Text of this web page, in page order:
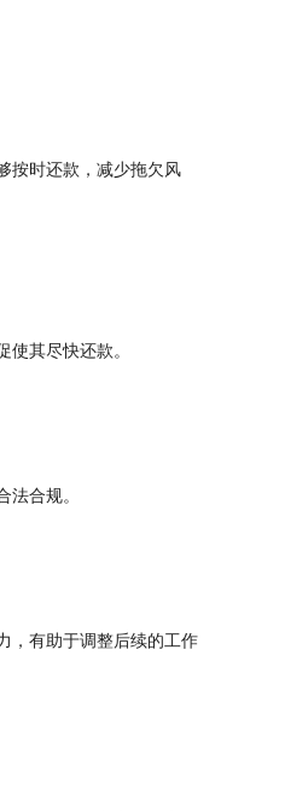
按时还款，减少拖欠风
其尽快还款。
合规。
，有助于调整后续的工作